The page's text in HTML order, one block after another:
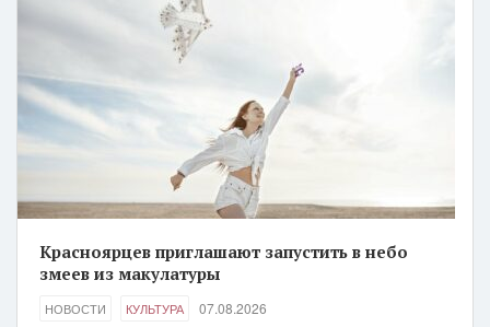
Красноярцев приглашают запустить в небо
змеев из макулатуры
НОВОСТИ КУЛЬТУРА 07.08.2026